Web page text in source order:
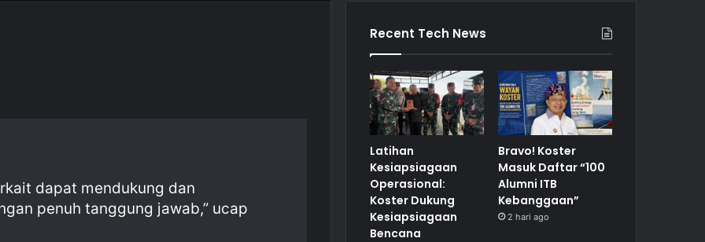
dapat mendukung dan
penuh tanggung jawab,” ucap
Recent Tech News
Latihan
Kesiapsiagaan
Operasional:
Koster Dukung
Kesiapsiagaan
Bencana
Bravo! Koster
Masuk Daftar “100
Alumni ITB
Kebanggaan”
2 hari ago